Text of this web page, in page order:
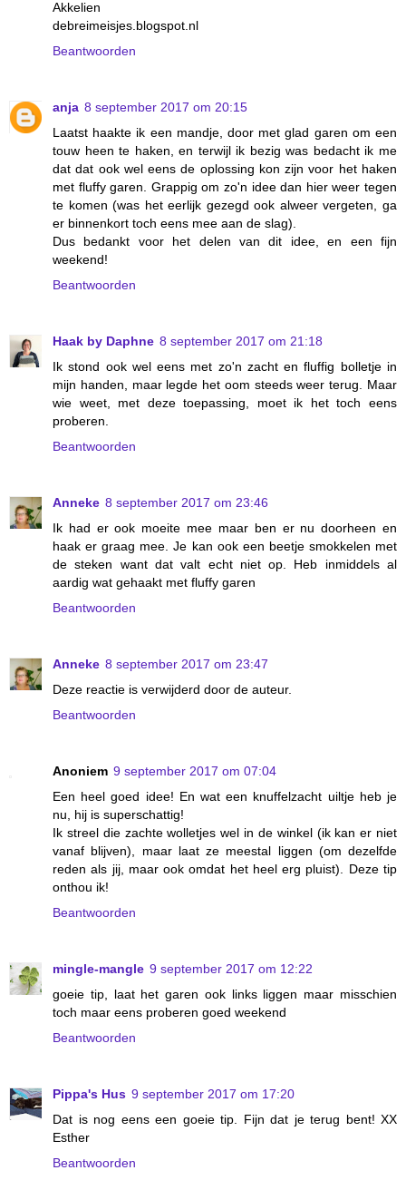
Akkelien
debreimeisjes.blogspot.nl
Beantwoorden
anja 8 september 2017 om 20:15
Laatst haakte ik een mandje, door met glad garen om een
touw heen te haken, en terwijl ik bezig was bedacht ik me
dat dat ook wel eens de oplossing kon zijn voor het haken
met fluffy garen. Grappig om zo'n idee dan hier weer tegen
te komen (was het eerlijk gezegd ook alweer vergeten, ga
er binnenkort toch eens mee aan de slag).
Dus bedankt voor het delen van dit idee, en een fijn
weekend!
Beantwoorden
Haak by Daphne 8 september 2017 om 21:18
Ik stond ook wel eens met zo'n zacht en fluffig bolletje in
mijn handen, maar legde het oom steeds weer terug. Maar
wie weet, met deze toepassing, moet ik het toch eens
proberen.
Beantwoorden
Anneke 8 september 2017 om 23:46
Ik had er ook moeite mee maar ben er nu doorheen en
haak er graag mee. Je kan ook een beetje smokkelen met
de steken want dat valt echt niet op. Heb inmiddels al
aardig wat gehaakt met fluffy garen
Beantwoorden
Anneke 8 september 2017 om 23:47
Deze reactie is verwijderd door de auteur.
Beantwoorden
Anoniem 9 september 2017 om 07:04
Een heel goed idee! En wat een knuffelzacht uiltje heb je
nu, hij is superschattig!
Ik streel die zachte wolletjes wel in de winkel (ik kan er niet
vanaf blijven), maar laat ze meestal liggen (om dezelfde
reden als jij, maar ook omdat het heel erg pluist). Deze tip
onthou ik!
Beantwoorden
mingle-mangle 9 september 2017 om 12:22
goeie tip, laat het garen ook links liggen maar misschien
toch maar eens proberen goed weekend
Beantwoorden
Pippa's Hus 9 september 2017 om 17:20
Dat is nog eens een goeie tip. Fijn dat je terug bent! XX
Esther
Beantwoorden